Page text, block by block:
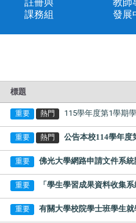
課務組
發展
標題
重要 熱門 115學年度第1學期
重要 熱門 公告本校114學年度
重要 佛光大學網路申請文件系統
重要 「學生學習成果資料收集
重要 有關大學校院學士班學生